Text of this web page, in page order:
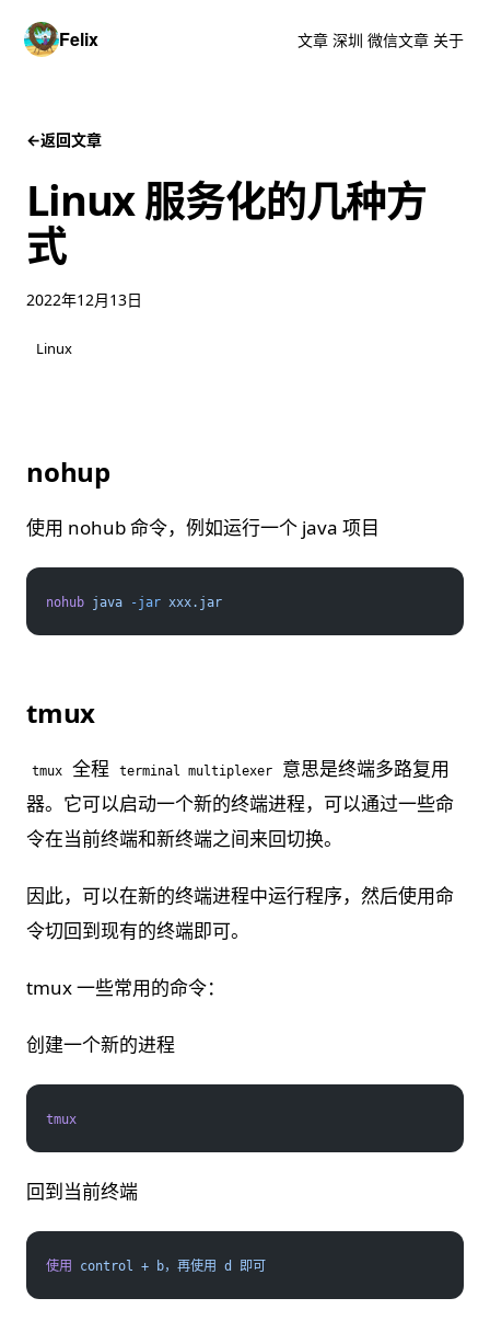
Felix 文章 深圳 微信文章 关于
←返回文章
Linux 服务化的几种方
式
2022年12月13日
Linux
nohup
使用 nohub 命令，例如运行一个 java 项目
nohub java -jar xxx.jar
tmux
tmux 全程 terminal multiplexer
意思是终端多路复用
器。它可以启动一个新的终端进程，可以通过一些命
令在当前终端和新终端之间来回切换。
因此，可以在新的终端进程中运行程序，然后使用命
令切回到现有的终端即可。
tmux 一些常用的命令：
创建一个新的进程
tmux
回到当前终端
使用 control + b，再使用 d 即可